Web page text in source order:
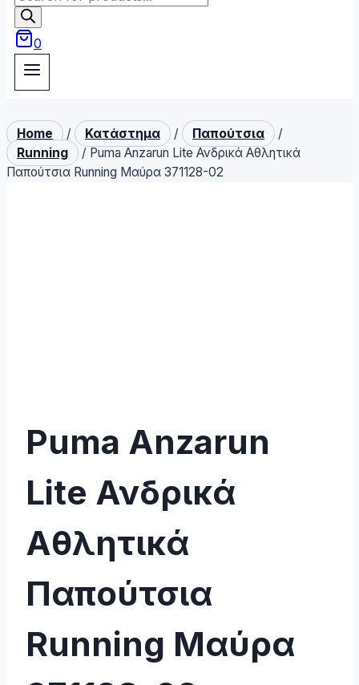
search
0
Home / Κατάστημα / Παπούτσια
/
Running
/ Puma Anzarun Lite Ανδρικά Αθλητικά
Παπούτσια Running Μαύρα 371128-02
Puma Anzarun
Lite Ανδρικά
Αθλητικά
Παπούτσια
Running Μαύρα